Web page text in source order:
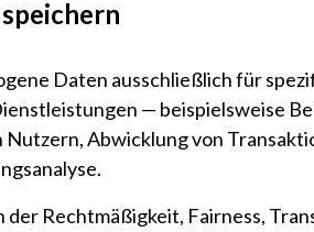
Daten ausschließlich für
— beispielsweise
Abwicklung von
Rechtmäßigkeit, Fairness,